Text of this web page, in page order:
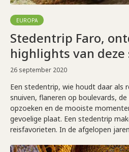
EUROPA
Stedentrip Faro,
highlights van
26 september 2020
Een stedentrip, wie houdt daar als
snuiven, flaneren op boulevards,
opzoeken en de mooiste
gevoelige plaat. Een stedentrip
reisfavorieten. In de afgelopen